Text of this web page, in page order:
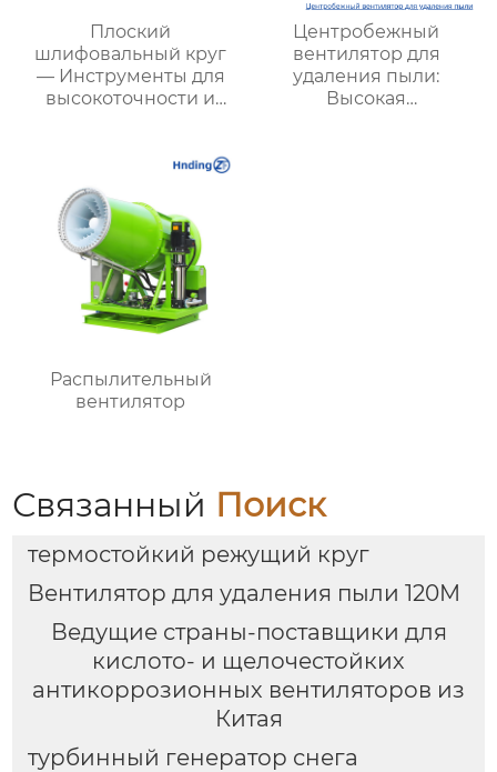
Плоский
шлифовальный круг
— Инструменты для
высокоточности и
Центробежный
вентилятор для
удаления пыли:
Высокая
Распылительный
вентилятор
Связанный Поиск
термостойкий режущий круг
Вентилятор для удаления пыли 120M
Ведущие страны-поставщики для
кислото- и щелочестойких
антикоррозионных вентиляторов из
Китая
турбинный генератор снега